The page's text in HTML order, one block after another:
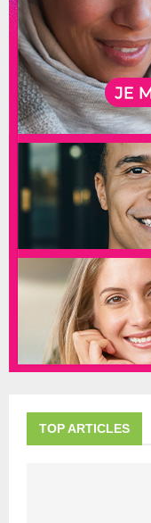
TOP ARTICLES